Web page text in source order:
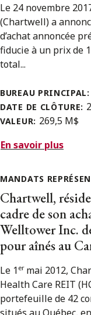
Le 24 novembre
(Chartwell) a
d’achat annoncée
fiducie à un prix de
total...
BUREAU PRINCIPAL:
DATE DE CLÔTURE:
VALEUR: 269,5 M$
En savoir plus
MANDATS
Chartwell,
cadre de son
Welltower Inc.
pour aînés au
Le 1 er mai 2012,
Health Care REIT
portefeuille de 42